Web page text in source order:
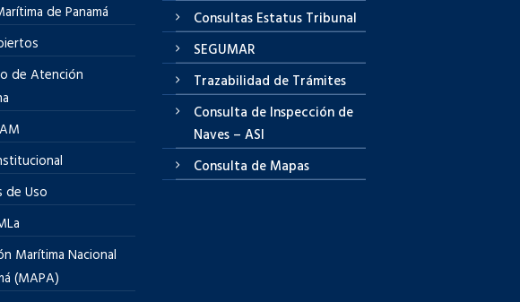
de Panamá
de Atención
de Uso
Marítima Nacional
(MAPA)
Consultas Estatus Tribunal
SEGUMAR
Trazabilidad de Trámites
Consulta de Inspección de
Naves – ASI
Consulta de Mapas